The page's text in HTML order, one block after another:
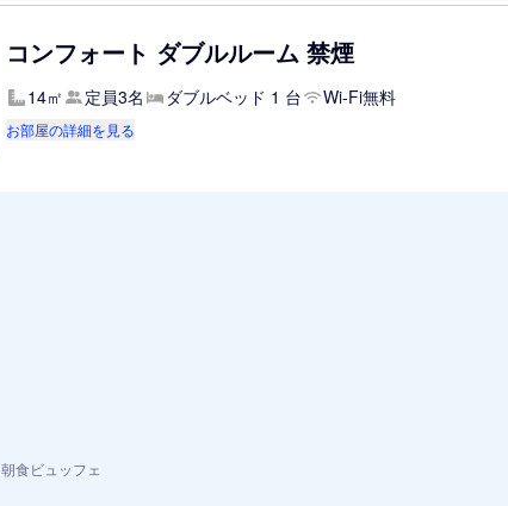
コンフォート ダブルルーム 禁煙
14㎡ 定員3名 ダブルベッド 1 台 Wi-Fi無料
お部屋の詳細を見る
朝食ビュッフェ